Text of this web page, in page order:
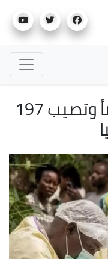
الكوليرا تقتل 43 شخصاً وتصيب 197